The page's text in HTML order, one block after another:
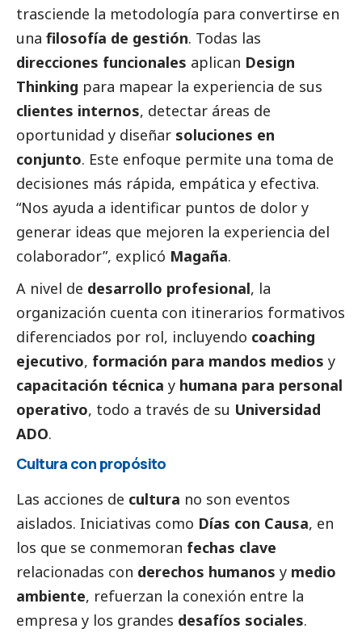
trasciende la metodología para convertirse en
una filosofía de gestión. Todas las
direcciones funcionales aplican Design
Thinking para mapear la experiencia de sus
clientes internos, detectar áreas de
oportunidad y diseñar soluciones en
conjunto. Este enfoque permite una toma de
decisiones más rápida, empática y efectiva.
“Nos ayuda a identificar puntos de dolor y
generar ideas que mejoren la experiencia del
colaborador”, explicó Magaña.
A nivel de desarrollo profesional, la
organización cuenta con itinerarios formativos
diferenciados por rol, incluyendo coaching
ejecutivo, formación para mandos medios y
capacitación técnica y humana para personal
operativo, todo a través de su Universidad
ADO.
Cultura con propósito
Las acciones de cultura no son eventos
aislados. Iniciativas como Días con Causa, en
los que se conmemoran fechas clave
relacionadas con derechos humanos y medio
ambiente, refuerzan la conexión entre la
empresa y los grandes desafíos sociales.